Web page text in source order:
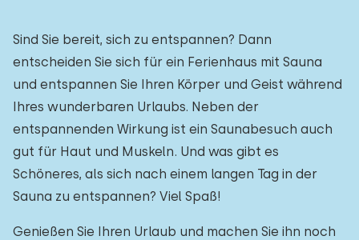
Sind Sie bereit, sich zu entspannen? Dann
entscheiden Sie sich für ein Ferienhaus mit Sauna
und entspannen Sie Ihren Körper und Geist während
Ihres wunderbaren Urlaubs. Neben der
entspannenden Wirkung ist ein Saunabesuch auch
gut für Haut und Muskeln. Und was gibt es
Schöneres, als sich nach einem langen Tag in der
Sauna zu entspannen? Viel Spaß!
Genießen Sie Ihren Urlaub und machen Sie ihn noch